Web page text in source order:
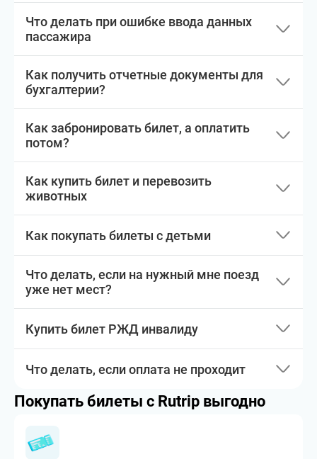
Что делать при ошибке ввода данных
пассажира
Как получить отчетные документы для
бухгалтерии?
Как забронировать билет, а оплатить
потом?
Как купить билет и перевозить
животных
Как покупать билеты с детьми
Что делать, если на нужный мне поезд
уже нет мест?
Купить билет РЖД инвалиду
Что делать, если оплата не проходит
Покупать билеты с Rutrip выгодно